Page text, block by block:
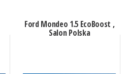
Ford Mondeo 1.5 EcoBoost ,
Salon Polska